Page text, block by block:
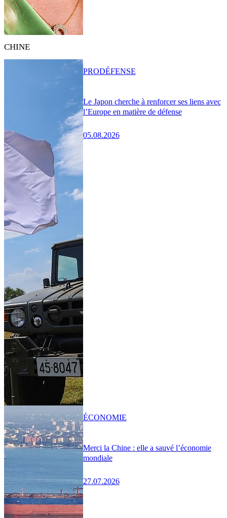
CHINE
Le Japon cherche à renforcer ses liens avec
l’Europe en matière de défense
05.08.2026
PRODÉFENSE
Merci la Chine : elle a sauvé l’économie
mondiale
27.07.2026
ÉCONOMIE